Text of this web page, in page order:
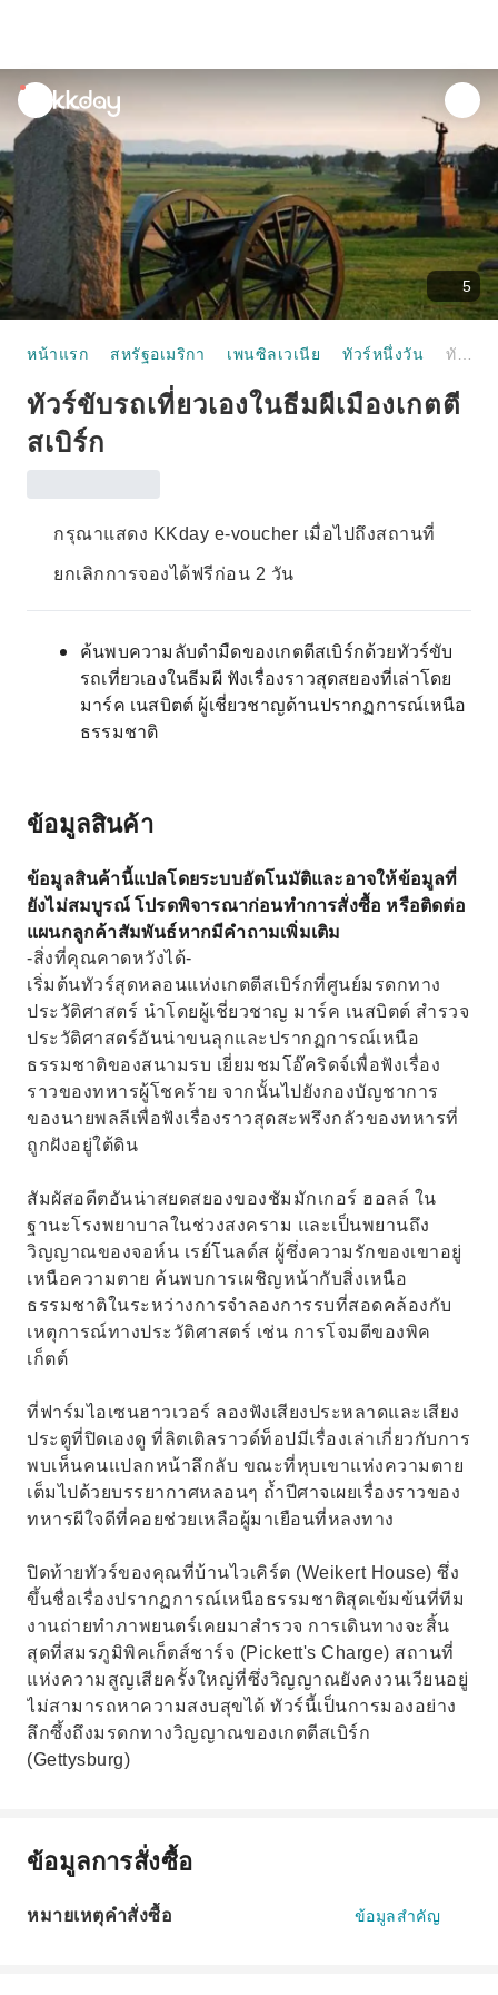
unread
notifications
5
หน้าแรก สหรัฐอเมริกา เพนซิลเวเนีย ทัวร์หนึ่งวัน
ทัวร์ขับรถเที่ยวเองในธีมผีเมืองเกตตี
สเบิร์ก
กรุณาแสดง KKday e-voucher เมื่อไปถึงสถานที่
ยกเลิกการจองได้ฟรีก่อน 2 วัน
ค้นพบความลับดำมืดของเกตตีสเบิร์กด้วยทัวร์ขับ
รถเที่ยวเองในธีมผี ฟังเรื่องราวสุดสยองที่เล่าโดย
มาร์ค เนสบิตต์ ผู้เชี่ยวชาญด้านปรากฏการณ์เหนือ
ธรรมชาติ
ข้อมูลสินค้า
ข้อมูลสินค้านี้แปลโดยระบบอัตโนมัติและอาจให้ข้อมูลที่
ยังไม่สมบูรณ์ โปรดพิจารณาก่อนทำการสั่งซื้อ หรือติดต่อ
แผนกลูกค้าสัมพันธ์หากมีคำถามเพิ่มเติม
-สิ่งที่คุณคาดหวังได้-
เริ่มต้นทัวร์สุดหลอนแห่งเกตตีสเบิร์กที่ศูนย์มรดกทาง
ประวัติศาสตร์ นำโดยผู้เชี่ยวชาญ มาร์ค เนสบิตต์ สำรวจ
ประวัติศาสตร์อันน่าขนลุกและปรากฏการณ์เหนือ
ธรรมชาติของสนามรบ เยี่ยมชมโอ๊คริดจ์เพื่อฟังเรื่อง
ราวของทหารผู้โชคร้าย จากนั้นไปยังกองบัญชาการ
ของนายพลลีเพื่อฟังเรื่องราวสุดสะพรึงกลัวของทหารที่
ถูกฝังอยู่ใต้ดิน
สัมผัสอดีตอันน่าสยดสยองของชัมมักเกอร์ ฮอลล์ ใน
ฐานะโรงพยาบาลในช่วงสงคราม และเป็นพยานถึง
วิญญาณของจอห์น เรย์โนลด์ส ผู้ซึ่งความรักของเขาอยู่
เหนือความตาย ค้นพบการเผชิญหน้ากับสิ่งเหนือ
ธรรมชาติในระหว่างการจำลองการรบที่สอดคล้องกับ
เหตุการณ์ทางประวัติศาสตร์ เช่น การโจมตีของพิค
เก็ตต์
ที่ฟาร์มไอเซนฮาวเวอร์ ลองฟังเสียงประหลาดและเสียง
ประตูที่ปิดเองดู ที่ลิตเติลราวด์ท็อปมีเรื่องเล่าเกี่ยวกับการ
พบเห็นคนแปลกหน้าลึกลับ ขณะที่หุบเขาแห่งความตาย
เต็มไปด้วยบรรยากาศหลอนๆ ถ้ำปีศาจเผยเรื่องราวของ
ทหารผีใจดีที่คอยช่วยเหลือผู้มาเยือนที่หลงทาง
ปิดท้ายทัวร์ของคุณที่บ้านไวเคิร์ต (Weikert House) ซึ่ง
ขึ้นชื่อเรื่องปรากฏการณ์เหนือธรรมชาติสุดเข้มข้นที่ทีม
งานถ่ายทำภาพยนตร์เคยมาสำรวจ การเดินทางจะสิ้น
สุดที่สมรภูมิพิคเก็ตส์ชาร์จ (Pickett's Charge) สถานที่
แห่งความสูญเสียครั้งใหญ่ที่ซึ่งวิญญาณยังคงวนเวียนอยู่
ไม่สามารถหาความสงบสุขได้ ทัวร์นี้เป็นการมองอย่าง
ลึกซึ้งถึงมรดกทางวิญญาณของเกตตีสเบิร์ก
(Gettysburg)
ข้อมูลการสั่งซื้อ
หมายเหตุคำสั่งซื้อ ข้อมูลสำคัญ